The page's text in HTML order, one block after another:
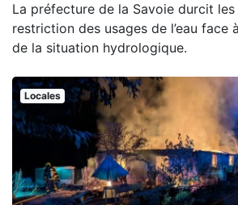
La préfecture de la Savoie durcit les
restriction des usages de l’eau face
de la situation hydrologique.
Locales